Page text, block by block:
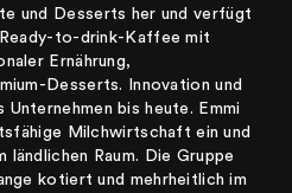
und Desserts her und verfügt
to-drink-Kaffee mit
Ernährung,
Desserts. Innovation und
bis heute. Emmi
Milchwirtschaft ein und
Raum. Die Gruppe
kotiert und mehrheitlich im